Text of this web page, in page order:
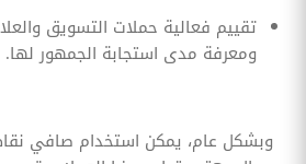
تقييم فعالية حملات التسويق
ومعرفة مدى استجابة الجمهور لها.
وبشكل عام، يمكن استخدام صافي